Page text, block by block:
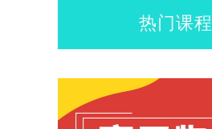
热门课程